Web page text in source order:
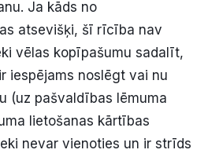
Ja kāds no
atsevišķi, šī rīcība nav
vēlas kopīpašumu sadalīt,
iespējams noslēgt vai nu
(uz pašvaldības lēmuma
lietošanas kārtības
nevar vienoties un ir strīds